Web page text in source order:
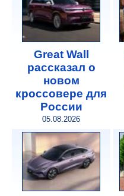
Great Wall
рассказал о
новом
кроссовере для
России
05.08.2026